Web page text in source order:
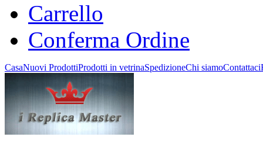
Carrello
Conferma Ordine
CasaNuovi ProdottiProdotti in vetrinaSpedizioneChi siamoContattaci